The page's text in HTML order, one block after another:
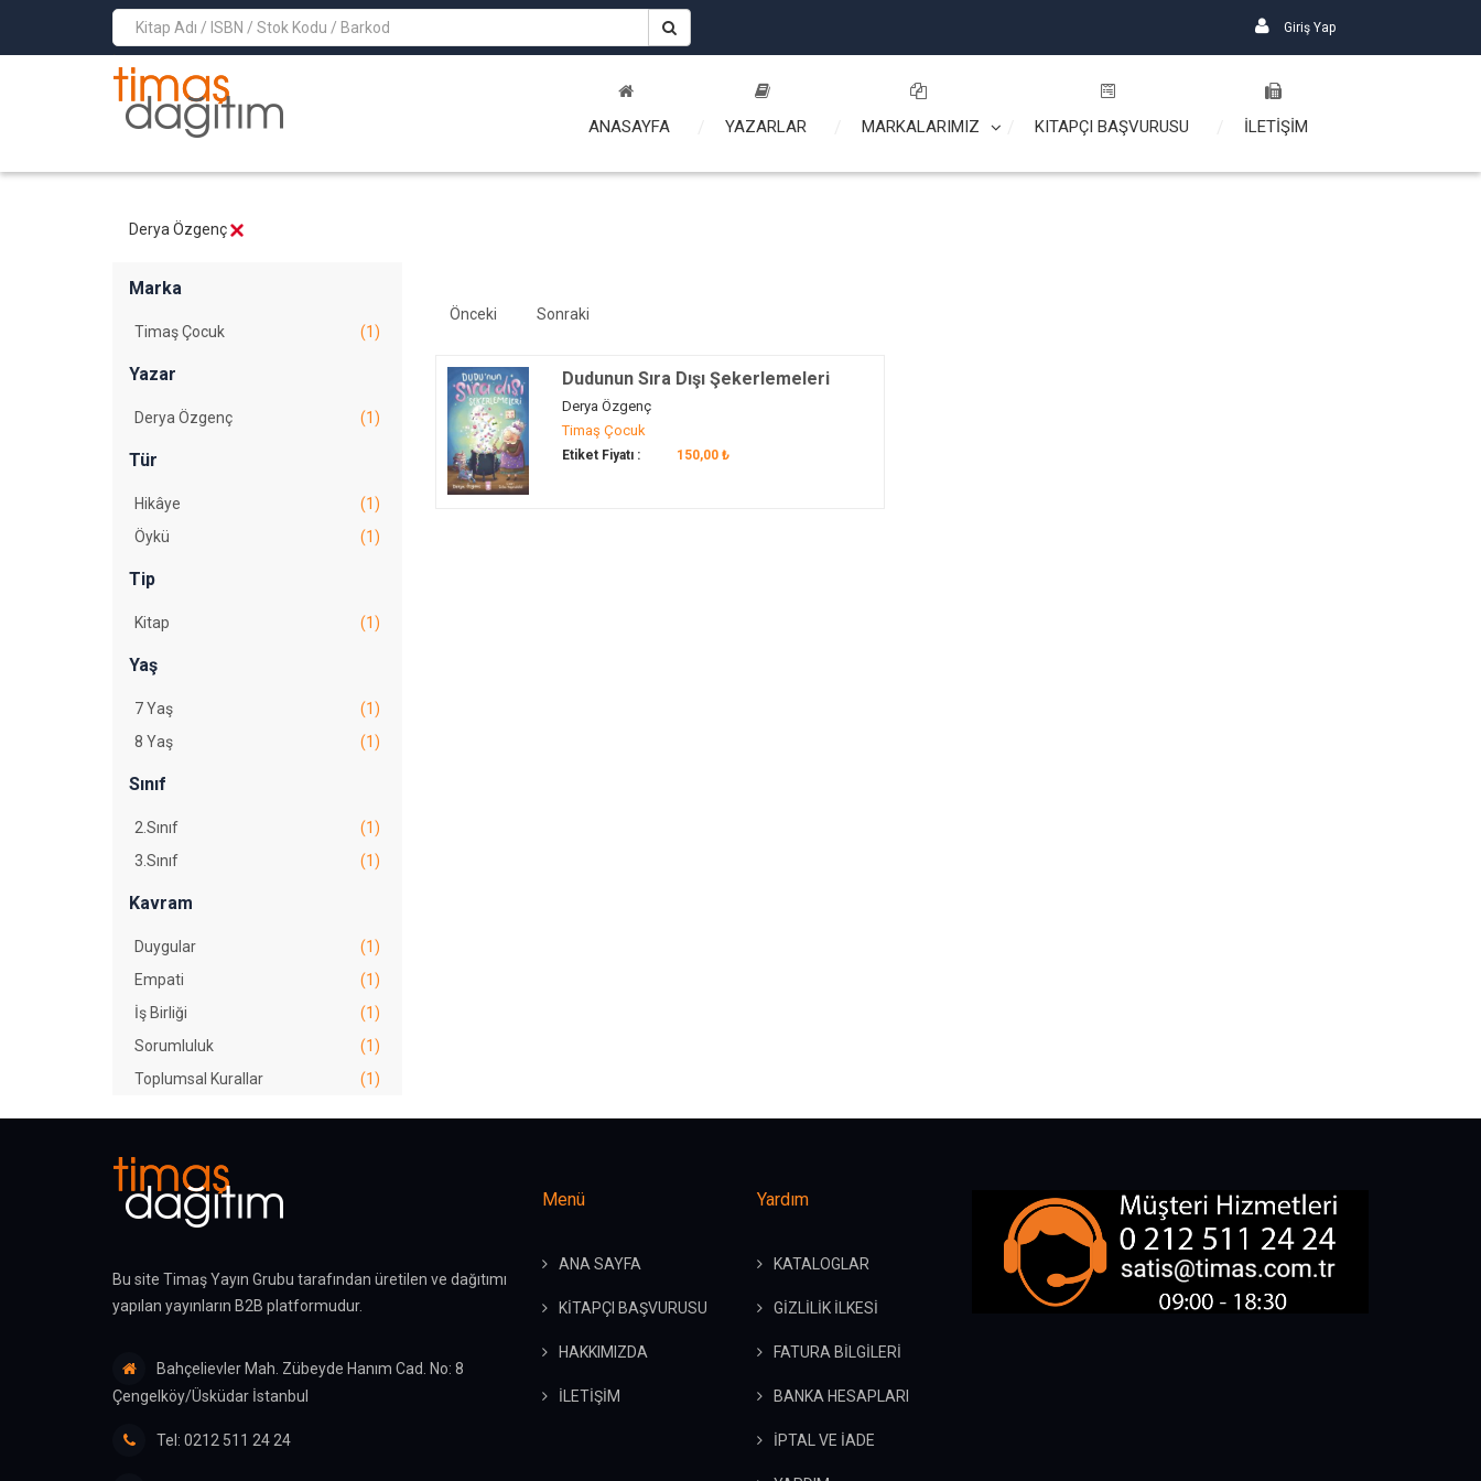
>
Giriş Yap
ANASAYFA YAZARLAR MARKALARIMIZ KITAPÇI BAŞVURUSU İLETİŞİM
Derya Özgenç
Marka
Timaş Çocuk (1)
Yazar
Derya Özgenç (1)
Tür
Hikâye
(1)
Öykü
(1)
Tip
Kitap (1)
Yaş
7 Yaş
(1)
8 Yaş
(1)
Sınıf
2.Sınıf
(1)
3.Sınıf
(1)
Kavram
Duygular
(1)
Empati
(1)
İş Birliği
(1)
Sorumluluk
(1)
Toplumsal Kurallar
(1)
Önceki Sonraki
Dudunun Sıra Dışı Şekerlemeleri
Derya Özgenç
Timaş Çocuk
Etiket Fiyatı : 150,00 ₺
Bu site Timaş Yayın Grubu tarafından üretilen ve dağıtımı
yapılan yayınların B2B platformudur.
Bahçelievler Mah. Zübeyde Hanım Cad. No: 8
Çengelköy/Üsküdar İstanbul
Tel: 0212 511 24 24
Menü
ANA SAYFA
KİTAPÇI BAŞVURUSU
HAKKIMIZDA
İLETİŞİM
Yardım
KATALOGLAR
GİZLİLİK İLKESİ
FATURA BİLGİLERİ
BANKA HESAPLARI
İPTAL VE İADE